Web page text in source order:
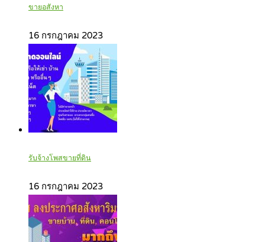
ขายอสังหา
16 กรกฎาคม 2023
รับจ้างโพสขายที่ดิน
16 กรกฎาคม 2023